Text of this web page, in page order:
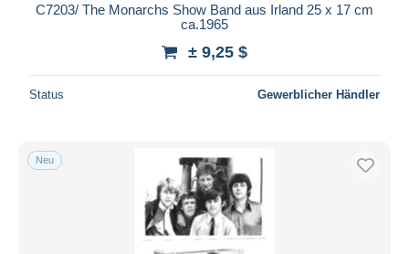
C7203/ The Monarchs Show Band aus Irland 25 x 17 cm
ca.1965
± 9,25 $
Status Gewerblicher Händler
Neu